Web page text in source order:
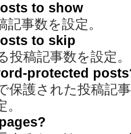
to show
事数を設定。
to skip
投稿記事数を設定。
protected
保護された投稿記